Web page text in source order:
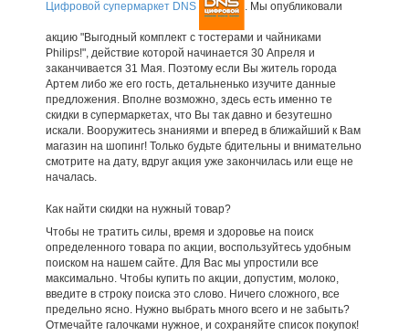
Цифровой супермаркет DNS . Мы опубликовали
акцию "Выгодный комплект с тостерами и чайниками
Philips!", действие которой начинается 30 Апреля и
заканчивается 31 Мая. Поэтому если Вы житель города
Артем либо же его гость, детальненько изучите данные
предложения. Вполне возможно, здесь есть именно те
скидки в супермаркетах, что Вы так давно и безутешно
искали. Вооружитесь знаниями и вперед в ближайший к Вам
магазин на шопинг! Только будьте бдительны и внимательно
смотрите на дату, вдруг акция уже закончилась или еще не
началась.
Как найти скидки на нужный товар?
Чтобы не тратить силы, время и здоровье на поиск
определенного товара по акции, воспользуйтесь удобным
поиском на нашем сайте. Для Вас мы упростили все
максимально. Чтобы купить по акции, допустим, молоко,
введите в строку поиска это слово. Ничего сложного, все
предельно ясно. Нужно выбрать много всего и не забыть?
Отмечайте галочками нужное, и сохраняйте список покупок!